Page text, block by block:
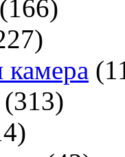
(166)
(313)